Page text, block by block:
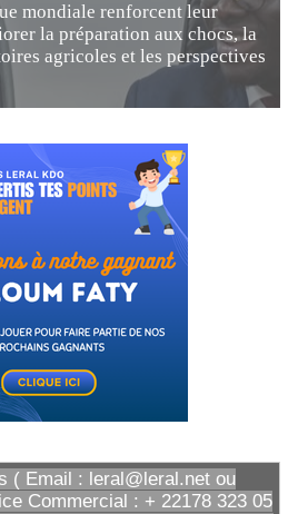
mondiale renforcent leur
la préparation aux chocs, la
agricoles et les perspectives
( Email : leral@leral.net ou
Commercial : + 22178 323 05